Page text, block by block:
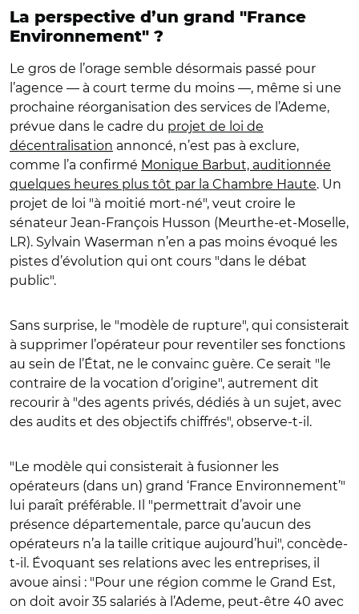
La perspective d’un grand "France
Environnement" ?
Le gros de l’orage semble désormais passé pour
l’agence — à court terme du moins —, même si une
prochaine réorganisation des services de l’Ademe,
prévue dans le cadre du projet de loi de
décentralisation annoncé, n’est pas à exclure,
comme l’a confirmé Monique Barbut, auditionnée
quelques heures plus tôt par la Chambre Haute. Un
projet de loi "à moitié mort-né", veut croire le
sénateur Jean-François Husson (Meurthe-et-Moselle,
LR). Sylvain Waserman n’en a pas moins évoqué les
pistes d’évolution qui ont cours "dans le débat
public".
Sans surprise, le "modèle de rupture", qui consisterait
à supprimer l’opérateur pour reventiler ses fonctions
au sein de l’État, ne le convainc guère. Ce serait "le
contraire de la vocation d’origine", autrement dit
recourir à "des agents privés, dédiés à un sujet, avec
des audits et des objectifs chiffrés", observe-t-il.
"Le modèle qui consisterait à fusionner les
opérateurs (dans un) grand ‘France Environnement’"
lui paraît préférable. Il "permettrait d’avoir une
présence départementale, parce qu’aucun des
opérateurs n’a la taille critique aujourd’hui", concède-
t-il. Évoquant ses relations avec les entreprises, il
avoue ainsi : "Pour une région comme le Grand Est,
on doit avoir 35 salariés à l’Ademe, peut-être 40 avec